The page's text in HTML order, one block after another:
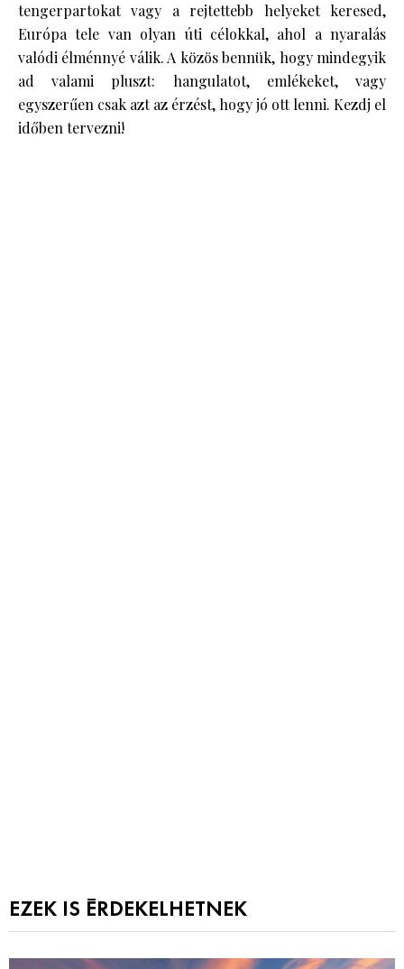
tengerpartokat vagy a rejtettebb helyeket keresed,
Európa tele van olyan úti célokkal, ahol a nyaralás
valódi élménnyé válik. A közös bennük, hogy mindegyik
ad valami pluszt: hangulatot, emlékeket, vagy
egyszerűen csak azt az érzést, hogy jó ott lenni. Kezdj el
időben tervezni!
EZEK IS ÉRDEKELHETNEK